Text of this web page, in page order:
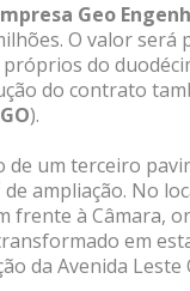
Geo
O valor
do
do contrato
).
um terceiro
de ampliação. No
frente à Câmara,
em
da Avenida Leste